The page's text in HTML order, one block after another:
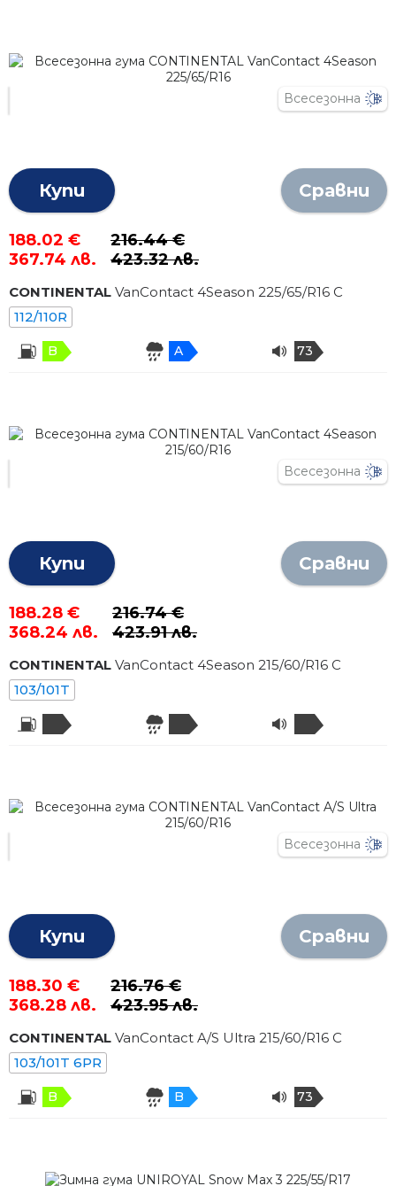
Всесезонна
Купи Сравни
188.02 €
367.74 лв.
216.44 €
423.32 лв.
CONTINENTAL VanContact 4Season 225/65/R16 C
112/110R
B A 73
Всесезонна
Купи Сравни
188.28 €
368.24 лв.
216.74 €
423.91 лв.
CONTINENTAL VanContact 4Season 215/60/R16 C
103/101T
Всесезонна
Купи Сравни
188.30 €
368.28 лв.
216.76 €
423.95 лв.
CONTINENTAL VanContact A/S Ultra 215/60/R16 C
103/101T 6PR
B B 73